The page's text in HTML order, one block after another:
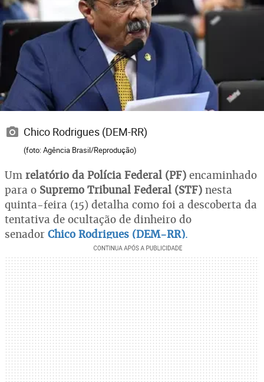
Chico Rodrigues (DEM-RR)
(foto: Agência Brasil/Reprodução)
Um relatório da Polícia Federal (PF) encaminhado
para o Supremo Tribunal Federal (STF) nesta
quinta-feira (15) detalha como foi a descoberta da
tentativa de ocultação de dinheiro do
senador Chico Rodrigues (DEM-RR).